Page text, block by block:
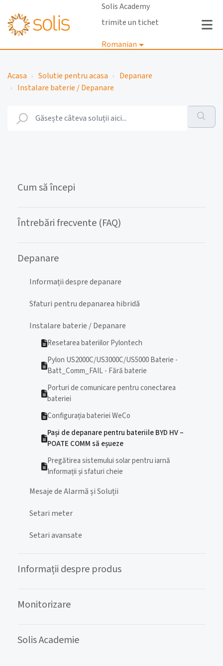
Solis Academy
trimite un tichet
Romanian
Autentificare
Acasa Solutie pentru acasa
Depanare
Instalare baterie / Depanare
Cum să începi
Întrebări frecvente (FAQ)
Depanare
Informații despre depanare
Sfaturi pentru depanarea hibridă
Instalare baterie / Depanare
Resetarea bateriilor Pylontech
Pylon US2000C/US3000C/US5000 Baterie -
Batt_Comm_FAIL - Fără baterie
Porturi de comunicare pentru conectarea
bateriei
Configurația bateriei WeCo
Pași de depanare pentru bateriile BYD HV –
POATE COMM să eșueze
Pregătirea sistemului solar pentru iarnă
Informații și sfaturi cheie
Mesaje de Alarmă și Soluții
Setari meter
Setari avansate
Informații despre produs
Monitorizare
Solis Academie